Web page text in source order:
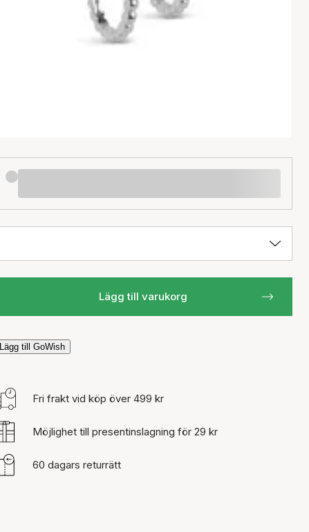
Lägg till varukorg
Lägg till GoWish
Fri frakt vid köp över 499 kr
Möjlighet till presentinslagning för 29 kr
60 dagars returrätt